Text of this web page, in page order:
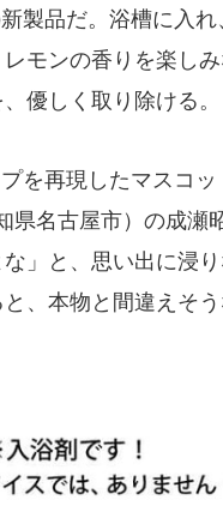
製品だ。浴槽に入れ
モンの香りを楽し
優しく取り除ける。
を再現したマスコ
県名古屋市）の成瀬
」と、思い出に浸り
、本物と間違えそ